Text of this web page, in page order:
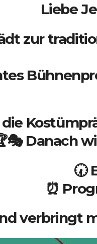
Liebe
zur
Danach
🕢
⏰
verbringt